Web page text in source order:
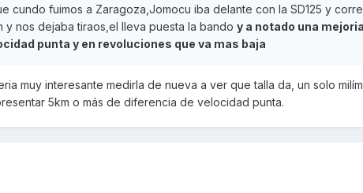
cundo fuimos a Zaragoza,Jomocu iba delante con la SD125 y
y nos dejaba tiraos,el lleva puesta la bando y a notado una mejoria
punta y en revoluciones que va mas baja
muy interesante medirla de nueva a ver que talla da, un solo
5km o más de diferencia de velocidad punta.